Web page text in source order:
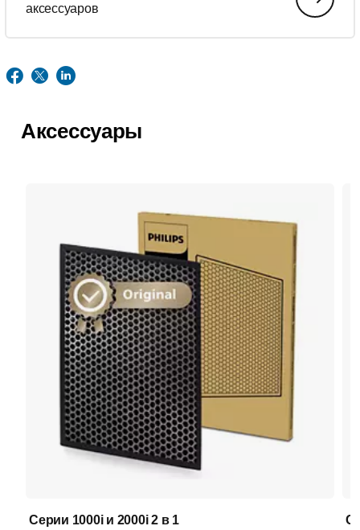
аксессуаров
Аксессуары
Серии 1000i и 2000i 2 в 1